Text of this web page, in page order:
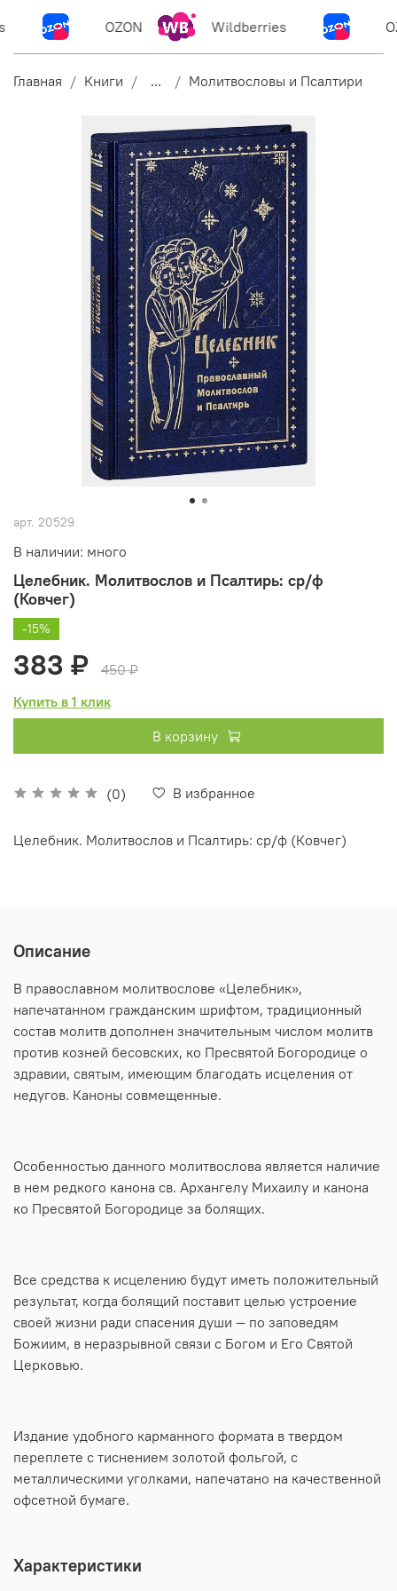
OZON Wildberries
Главная Книги ... Молитвословы и Псалтири
арт. 20529
В наличии: много
Целебник. Молитвослов и Псалтирь: ср/ф
(Ковчег)
(0) В избранное
-15%
383 ₽
450 ₽
Купить в 1 клик
В корзину
Целебник. Молитвослов и Псалтирь: ср/ф (Ковчег)
Описание
В православном молитвослове «Целебник»,
напечатанном гражданским шрифтом, традиционный
состав молитв дополнен значительным числом молитв
против козней бесовских, ко Пресвятой Богородице о
здравии, святым, имеющим благодать исцеления от
недугов. Каноны совмещенные.
Особенностью данного молитвослова является наличие
в нем редкого канона св. Архангелу Михаилу и канона
ко Пресвятой Богородице за болящих.
Все средства к исцелению будут иметь положительный
результат, когда болящий поставит целью устроение
своей жизни ради спасения души — по заповедям
Божиим, в неразрывной связи с Богом и Его Святой
Церковью.
Издание удобного карманного формата в твердом
переплете с тиснением золотой фольгой, с
металлическими уголками, напечатано на качественной
офсетной бумаге.
Характеристики